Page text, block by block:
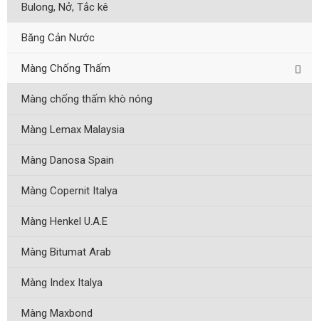
Bulong, Nở, Tắc kê
Băng Cản Nước
Màng Chống Thấm
Màng chống thấm khò nóng
Màng Lemax Malaysia
Màng Danosa Spain
Màng Copernit Italya
Màng Henkel U.A.E
Màng Bitumat Arab
Màng Index Italya
Màng Maxbond